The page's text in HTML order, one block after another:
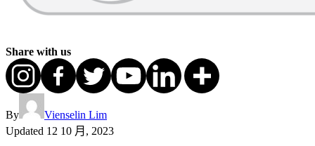
Share with us
By
Vienselin Lim
Updated 12 10 月, 2023